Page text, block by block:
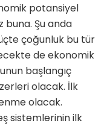
potansiyel
buna. Şu anda
çoğunluk bu tür
de ekonomik
başlangıç
olacak. İlk
olacak.
sistemlerinin ilk